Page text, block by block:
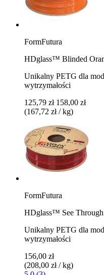
FormFutura
HDglass™ Blinded
Unikalny PETG dla
wytrzymałości
125,79 zł 158,00 zł
(167,72 zł / kg)
FormFutura
HDglass™ See Through
Unikalny PETG dla
wytrzymałości
156,00 zł
(208,00 zł / kg)